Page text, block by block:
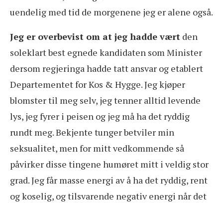
uendelig med tid de morgenene jeg er alene også.
Jeg er overbevist om at jeg hadde vært den
soleklart best egnede kandidaten som Minister
dersom regjeringa hadde tatt ansvar og etablert
Departementet for Kos & Hygge. Jeg kjøper
blomster til meg selv, jeg tenner alltid levende
lys, jeg fyrer i peisen og jeg må ha det ryddig
rundt meg. Bekjente tunger betviler min
seksualitet, men for mitt vedkommende så
påvirker disse tingene humøret mitt i veldig stor
grad. Jeg får masse energi av å ha det ryddig, rent
og koselig, og tilsvarende negativ energi når det